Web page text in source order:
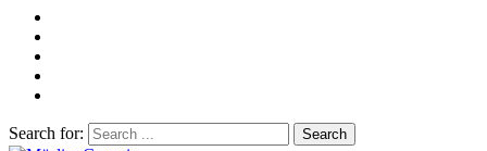
Search for: